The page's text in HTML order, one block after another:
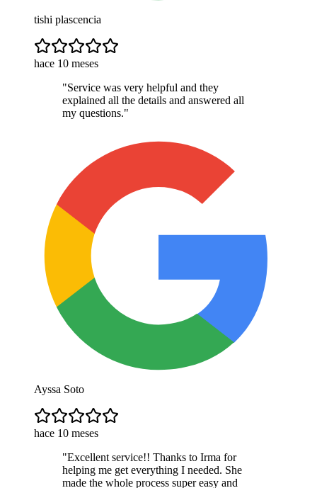
tishi plascencia
hace 10 meses
"Service was very helpful and they
explained all the details and answered all
my questions."
Ayssa Soto
hace 10 meses
"Excellent service!! Thanks to Irma for
helping me get everything I needed. She
made the whole process super easy and